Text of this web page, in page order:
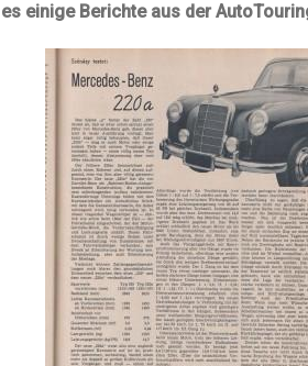
einige Berichte aus der